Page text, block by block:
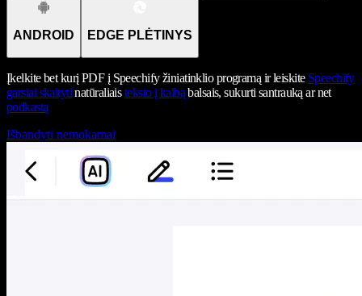
ANDROID EDGE PLĖTINYS
Įkelkite bet kurį PDF į Speechify žiniatinklio programą ir leiskite Speechify
garsiai skaitytinatūraliaisteksto į kalbąbalsais, sukurti santrauką ar net
podkastą
Išbandyti nemokamai